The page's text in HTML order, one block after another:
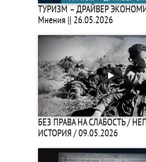
ТУРИЗМ – ДРАЙВЕР
Мнения || 26.05.2026
БЕЗ ПРАВА НА СЛАБОСТЬ /
ИСТОРИЯ / 09.05.2026